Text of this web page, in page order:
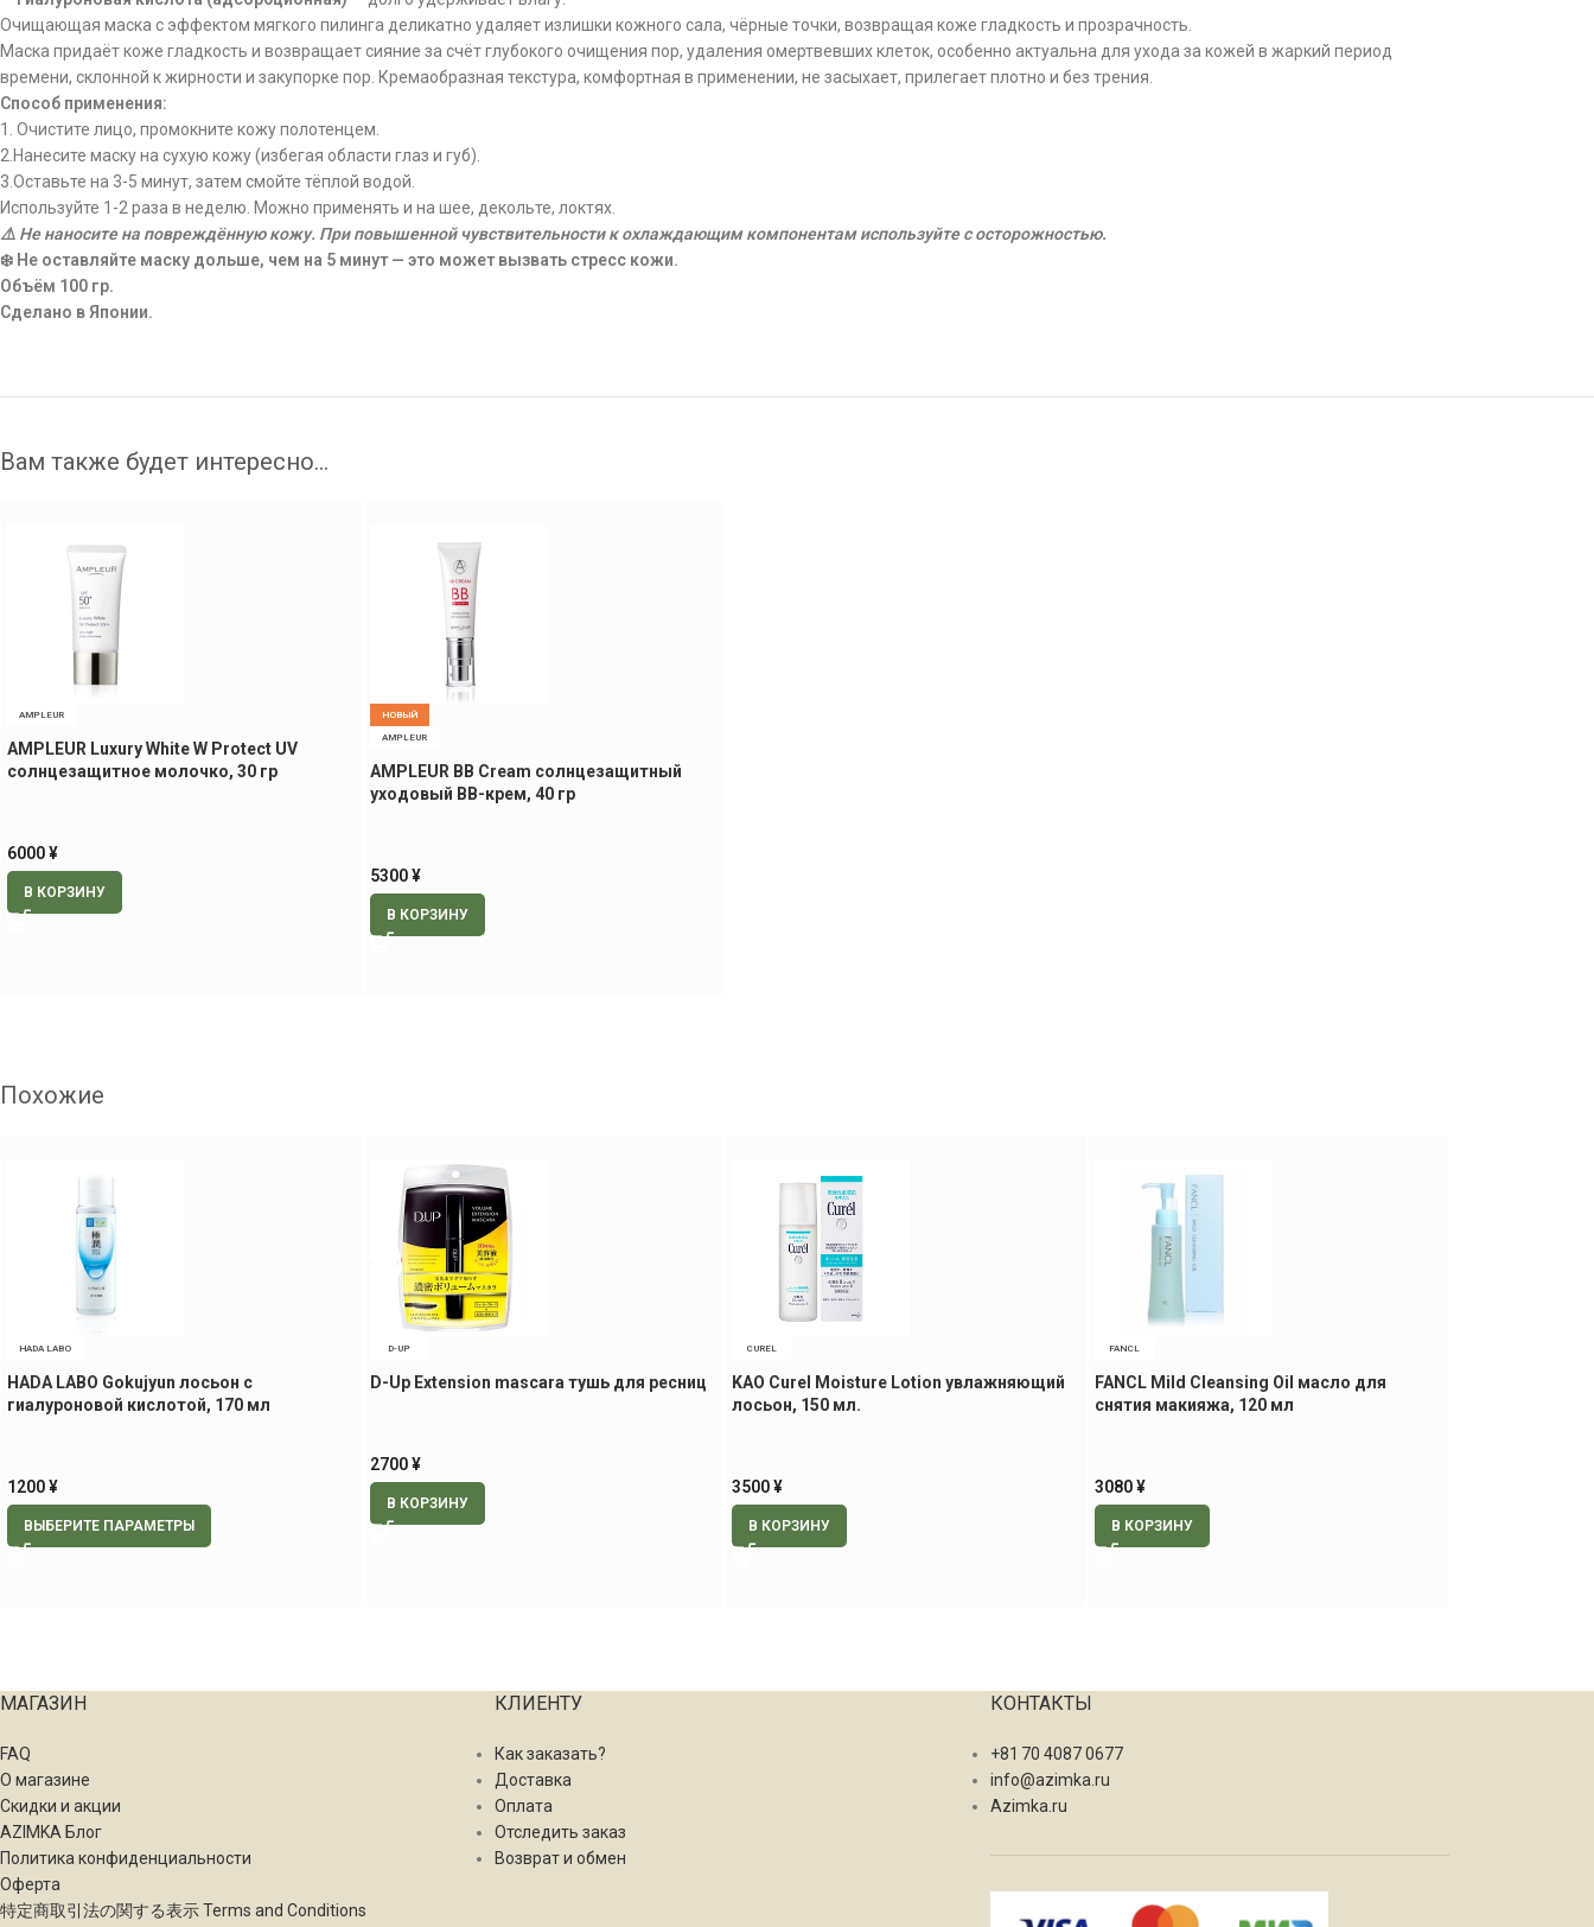
Очищающая маска с эффектом мягкого пилинга деликатно удаляет излишки кожного сала, чёрные точки, возвращая коже гладкость и прозрачность.
Маска придаёт коже гладкость и возвращает сияние за счёт глубокого очищения пор, удаления омертвевших клеток, особенно актуальна для ухода за кожей в жаркий период
времени, склонной к жирности и закупорке пор. Кремаобразная текстура, комфортная в применении, не засыхает, прилегает плотно и без трения.
Способ применения:
1. Очистите лицо, промокните кожу полотенцем.
2.Нанесите маску на сухую кожу (избегая области глаз и губ).
3.Оставьте на 3-5 минут, затем смойте тёплой водой.
Используйте 1-2 раза в неделю. Можно применять и на шее, декольте, локтях.
⚠️ Не наносите на повреждённую кожу. При повышенной чувствительности к охлаждающим компонентам используйте с осторожностью.
❄️ Не оставляйте маску дольше, чем на 5 минут — это может вызвать стресс кожи.
Объём 100 гр.
Сделано в Японии.
Вам также будет интересно…
AMPLEUR
AMPLEUR Luxury White W Protect UV
солнцезащитное молочко, 30 гр
6000¥
В КОРЗИНУ
НОВЫЙ
AMPLEUR
AMPLEUR BB Cream солнцезащитный
уходовый BB-крем, 40 гр
5300¥
В КОРЗИНУ
Похожие
HADA LABO
HADA LABO Gokujyun лосьон с
гиалуроновой кислотой, 170 мл
1200¥
ВЫБЕРИТЕ ПАРАМЕТРЫ
D-UP
D-Up Extension mascara тушь для ресниц
2700¥
В КОРЗИНУ
CUREL
KAO Curel Moisture Lotion увлажняющий
лосьон, 150 мл.
3500¥
В КОРЗИНУ
FANCL
FANCL Mild Cleansing Oil масло для
снятия макияжа, 120 мл
3080¥
В КОРЗИНУ
МАГАЗИН
FAQ
О магазине
Скидки и акции
AZIMKA Блог
Политика конфиденциальности
Оферта
特定商取引法の関する表示 Terms and Conditions
КЛИЕНТУ
Как заказать?
Доставка
Оплата
Отследить заказ
Возврат и обмен
КОНТАКТЫ
+81 70 4087 0677
info@azimka.ru
Azimka.ru